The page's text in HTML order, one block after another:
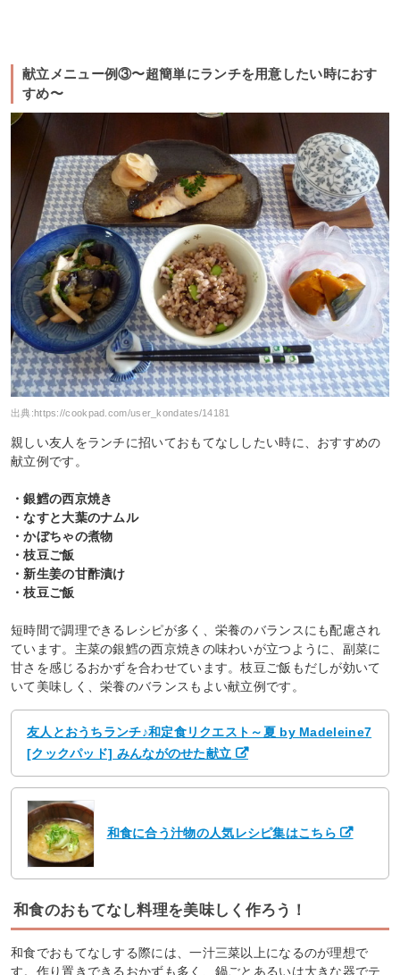
献立メニュー例③〜超簡単にランチを用意したい時におす
すめ〜
出典:https://cookpad.com/user_kondates/14181
親しい友人をランチに招いておもてなししたい時に、おすすめの
献立例です。
・銀鱈の西京焼き
・なすと大葉のナムル
・かぼちゃの煮物
・枝豆ご飯
・新生姜の甘酢漬け
・枝豆ご飯
短時間で調理できるレシピが多く、栄養のバランスにも配慮され
ています。主菜の銀鱈の西京焼きの味わいが立つように、副菜に
甘さを感じるおかずを合わせています。枝豆ご飯もだしが効いて
いて美味しく、栄養のバランスもよい献立例です。
友人とおうちランチ♪和定食リクエスト～夏 by Madeleine7
[クックパッド] みんながのせた献立
和食に合う汁物の人気レシピ集はこちら
和食のおもてなし料理を美味しく作ろう！
和食でおもてなしする際には、一汁三菜以上になるのが理想で
す。作り置きできるおかずも多く、鍋ごとあるいは大きな器でテ